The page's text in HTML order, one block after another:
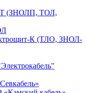
(ЗНОЛП, ТОЛ,
К (ТЛО, ЗНОЛ-